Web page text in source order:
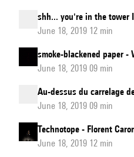
shh... you're in the tower
June 18, 2019 12 min
smoke-blackened paper
June 18, 2019 09 min
Au-dessus du carrelage
June 18, 2019 09 min
Technotope - Florent
June 18, 2019 12 min